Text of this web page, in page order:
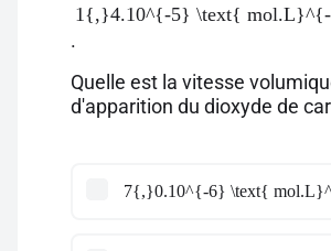
1{,}4.10^{-5} \text{
.
Quelle est la vitesse
d'apparition du dioxyde de
7{,}0.10^{-6} \text{